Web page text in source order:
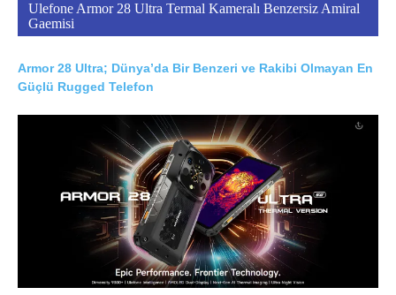
Ulefone Armor 28 Ultra Termal Kameralı Benzersiz Amiral
Gaemisi
Armor 28 Ultra; Dünya’da Bir Benzeri ve Rakibi Olmayan En
Güçlü Rugged Telefon